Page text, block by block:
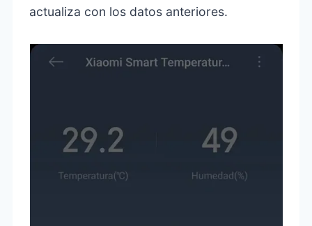
actualiza con los datos anteriores.